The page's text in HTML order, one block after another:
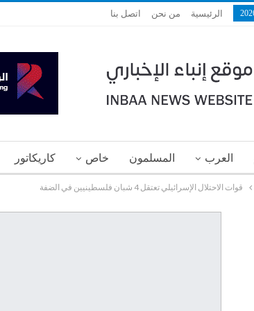
الرئيسية من نحن اتصل بنا
العرب المسلمون خاص كاريكاتور
قوات الاحتلال الإسرائيلي تعتقل 4 شبان فلسطينيين في الضفة